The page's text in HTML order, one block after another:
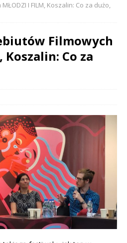
I FILM, Koszalin: Co za dużo,
Filmowych
Koszalin: Co za